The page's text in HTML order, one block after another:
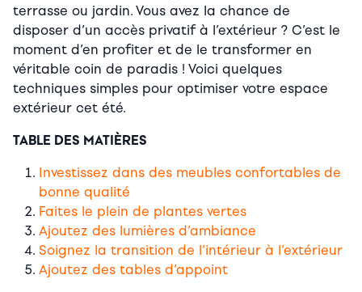
terrasse ou jardin. Vous avez la chance de
disposer d’un accès privatif à l’extérieur ? C’est le
moment d’en profiter et de le transformer en
véritable coin de paradis ! Voici quelques
techniques simples pour optimiser votre espace
extérieur cet été.
TABLE DES MATIÈRES
Investissez dans des meubles confortables de
bonne qualité
Faites le plein de plantes vertes
Ajoutez des lumières d’ambiance
Soignez la transition de l’intérieur à l’extérieur
Ajoutez des tables d’appoint